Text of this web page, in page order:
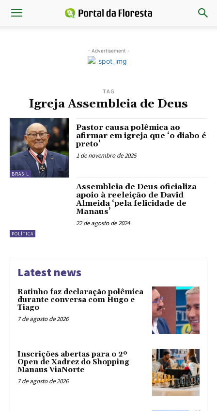
- Advertisement -
TAG
Igreja Assembleia de Deus
BRASIL
Pastor causa polêmica ao
afirmar em igreja que ‘o diabo é
preto’
1 de novembro de 2025
POLÍTICA
Assembleia de Deus oficializa
apoio à reeleição de David
Almeida ‘pela felicidade de
Manaus’
22 de agosto de 2024
Latest news
Ratinho faz declaração polêmica
durante conversa com Hugo e
Tiago
7 de agosto de 2026
Inscrições abertas para o 2º
Open de Xadrez do Shopping
Manaus ViaNorte
7 de agosto de 2026